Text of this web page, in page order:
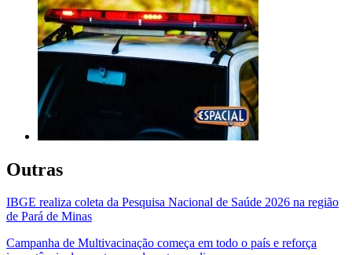
Outras
IBGE realiza coleta da Pesquisa Nacional de Saúde 2026 na região
de Pará de Minas
Campanha de Multivacinação começa em todo o país e reforça